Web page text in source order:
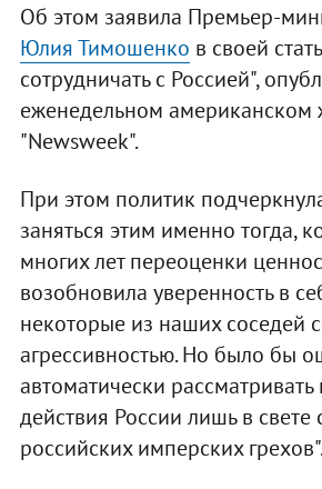
Об этом заявила Премьер-
Юлия Тимошенко в своей
сотрудничать с Россией",
еженедельном американском
"Newsweek".
При этом политик
заняться этим именно тогда,
многих лет переоценки
возобновила уверенность в
некоторые из наших соседей
агрессивностью. Но было бы
автоматически
действия России лишь в свете
российских имперских